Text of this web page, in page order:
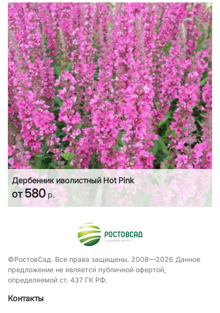
Дербенник иволистный Hot Pink
от580 р.
©РостовСад. Все права защищены. 2008—2026 Данное
предложение не является публичной офертой,
определяемой ст. 437 ГК РФ.
Контакты